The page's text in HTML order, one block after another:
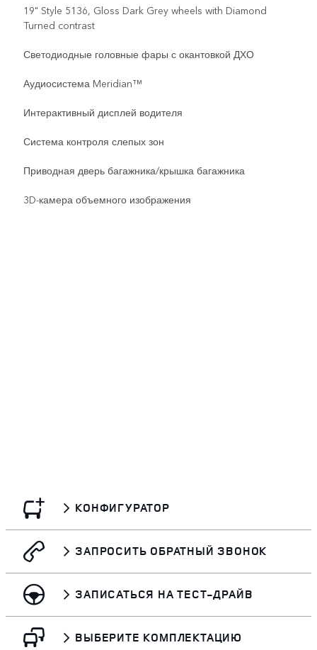
19" Style 5136, Gloss Dark Grey wheels with Diamond
Turned contrast
Светодиодные головные фары с окантовкой ДХО
Аудиосистема Meridian™
Интерактивный дисплей водителя
Система контроля слепых зон
Приводная дверь багажника/крышка багажника
3D-камера объемного изображения
КОНФИГУРАТОР
ЗАПРОСИТЬ ОБРАТНЫЙ ЗВОНОК
ЗАПИСАТЬСЯ НА ТЕСТ-ДРАЙВ
ВЫБЕРИТЕ КОМПЛЕКТАЦИЮ